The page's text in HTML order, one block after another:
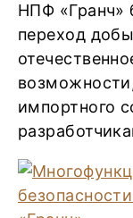
НПФ «Гранч»
переход
импортного